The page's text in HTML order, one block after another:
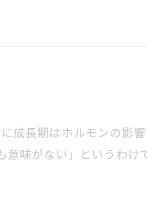
成長期はホルモンの影
意味がない」というわけ